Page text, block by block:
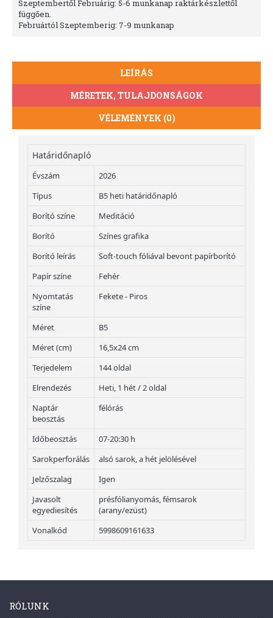
Szeptembertől Februárig: 5-6 munkanap raktárkészlettől
függően.
Februártól Szeptemberig: 7-9 munkanap
LEÍRÁS
MÉRETEK, TULAJDONSÁGOK
VÉLEMÉNYEK (0)
Határidőnapló
Évszám
2026
Típus
B5 heti határidőnapló
Borító színe
Meditáció
Borító
Színes grafika
Borító leírás
Soft-touch fóliával bevont papírborító
Papír színe
Fehér
Nyomtatás
színe
Fekete - Piros
Méret
B5
Méret (cm)
16,5x24 cm
Terjedelem
144 oldal
Elrendezés
Heti, 1 hét / 2 oldal
Naptár
beosztás
félórás
Időbeosztás
07-20:30 h
Sarokperforálás
alsó sarok, a hét jelölésével
Jelzőszalag
Igen
Javasolt
egyediesítés
présfólianyomás, fémsarok
(arany/ezüst)
Vonalkód
5998609161633
RÓLUNK